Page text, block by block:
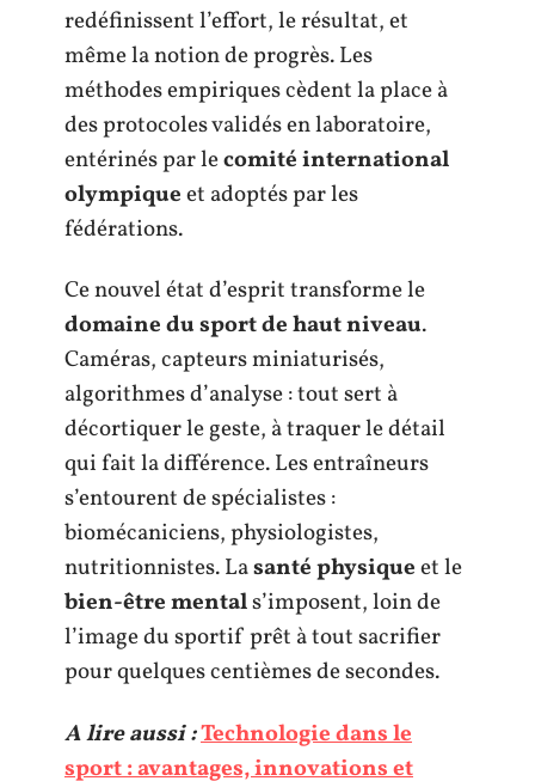
redéfinissent l’effort, le résultat, et
même la notion de progrès. Les
méthodes empiriques cèdent la place à
des protocoles validés en laboratoire,
entérinés par lecomité international
olympiqueet adoptés par les
fédérations.
Ce nouvel état d’esprit transforme le
domaine du sport de haut niveau.
Caméras, capteurs miniaturisés,
algorithmes d’analyse : tout sert à
décortiquer le geste, à traquer le détail
qui fait la différence. Les entraîneurs
s’entourent de spécialistes :
biomécaniciens, physiologistes,
nutritionnistes. Lasanté physiqueet le
bien-être mentals’imposent, loin de
l’image du sportif prêt à tout sacrifier
pour quelques centièmes de secondes.
A lire aussi :Technologie dans le
sport : avantages, innovations et